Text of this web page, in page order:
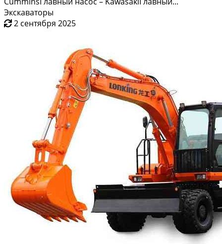
Экскаваторы
2 сентября 2025